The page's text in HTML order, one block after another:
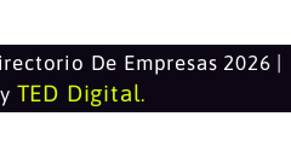
De Empresas 2026 |
TED Digital.